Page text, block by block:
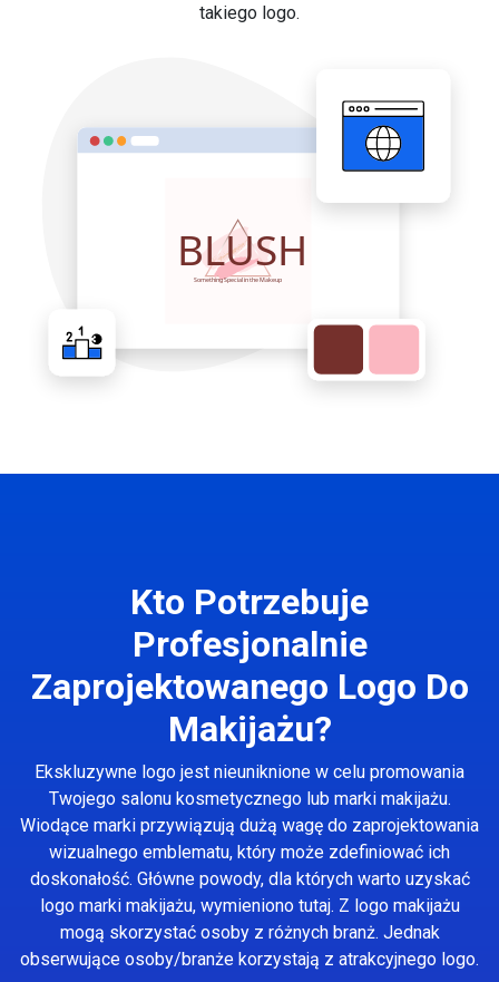
takiego logo.
Kto Potrzebuje
Profesjonalnie
Zaprojektowanego Logo Do
Makijażu?
Ekskluzywne logo jest nieuniknione w celu promowania
Twojego salonu kosmetycznego lub marki makijażu.
Wiodące marki przywiązują dużą wagę do zaprojektowania
wizualnego emblematu, który może zdefiniować ich
doskonałość. Główne powody, dla których warto uzyskać
logo marki makijażu, wymieniono tutaj. Z logo makijażu
mogą skorzystać osoby z różnych branż. Jednak
obserwujące osoby/branże korzystają z atrakcyjnego logo.